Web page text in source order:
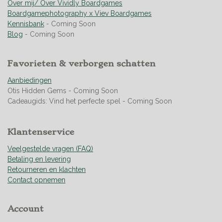
:
4
.
9
7
0
4
2
3
2
1
s
t
r
e
n
e
n
e
n
e
n
Over mij/ Over Vividly Boardgames
Boardgamephotography x Viev Boardgames
Kennisbank - Coming Soon
Blog - Coming Soon
Favorieten & verborgen schatten
Aanbiedingen
Otis Hidden Gems - Coming Soon
Cadeaugids: Vind het perfecte spel - Coming Soon
Klantenservice
Veelgestelde vragen (FAQ)
Betaling en levering
Retourneren en klachten
Contact opnemen
Account